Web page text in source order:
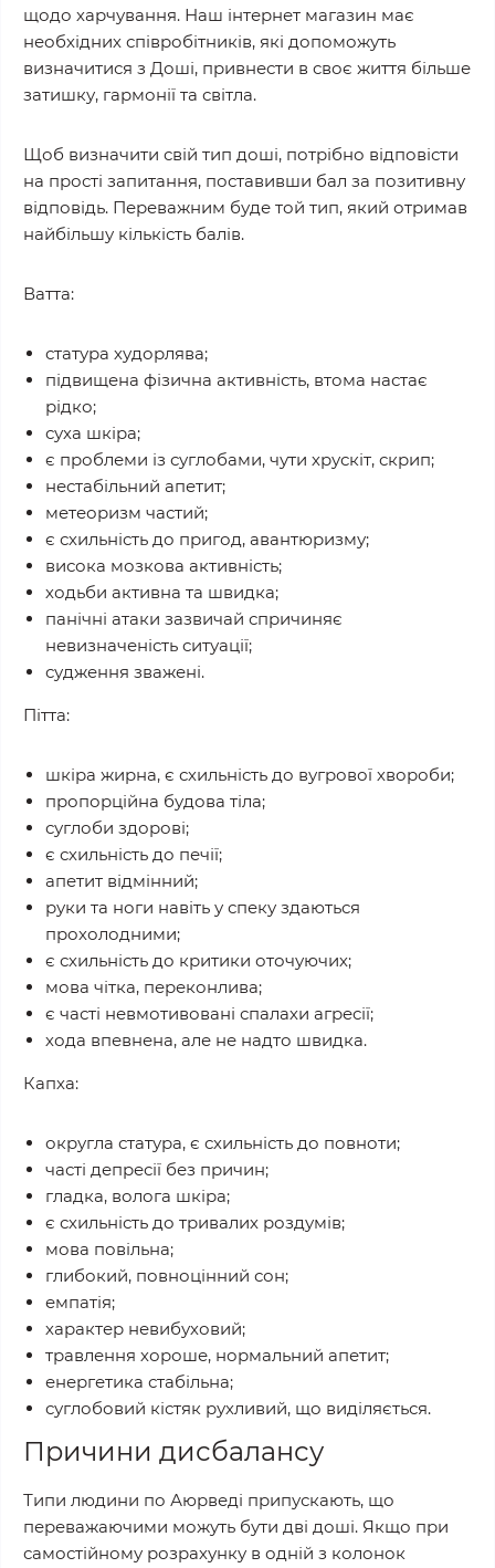
щодо харчування. Наш інтернет магазин має
необхідних співробітників, які допоможуть
визначитися з Доші, привнести в своє життя більше
затишку, гармонії та світла.
Щоб визначити свій тип доші, потрібно відповісти
на прості запитання, поставивши бал за позитивну
відповідь. Переважним буде той тип, який отримав
найбільшу кількість балів.
Ватта:
статура худорлява;
підвищена фізична активність, втома настає
рідко;
суха шкіра;
є проблеми із суглобами, чути хрускіт, скрип;
нестабільний апетит;
метеоризм частий;
є схильність до пригод, авантюризму;
висока мозкова активність;
ходьби активна та швидка;
панічні атаки зазвичай спричиняє
невизначеність ситуації;
судження зважені.
Пітта:
шкіра жирна, є схильність до вугрової хвороби;
пропорційна будова тіла;
суглоби здорові;
є схильність до печії;
апетит відмінний;
руки та ноги навіть у спеку здаються
прохолодними;
є схильність до критики оточуючих;
мова чітка, переконлива;
є часті невмотивовані спалахи агресії;
хода впевнена, але не надто швидка.
Капха:
округла статура, є схильність до повноти;
часті депресії без причин;
гладка, волога шкіра;
є схильність до тривалих роздумів;
мова повільна;
глибокий, повноцінний сон;
емпатія;
характер невибуховий;
травлення хороше, нормальний апетит;
енергетика стабільна;
суглобовий кістяк рухливий, що виділяється.
Причини дисбалансу
Типи людини по Аюрведі припускають, що
переважаючими можуть бути дві доші. Якщо при
самостійному розрахунку в одній з колонок